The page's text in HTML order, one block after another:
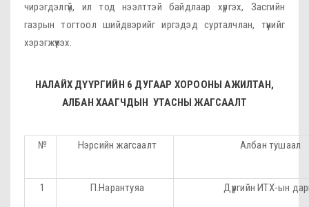
чирэгдэлгүй, ил тод нээлттэй байдлаар хүргэх, Засгийн
газрын тогтоол шийдвэрийг иргэдэд сурталчлан, түүнийг
хэрэгжүүлэх.
НАЛАЙХ ДҮҮРГИЙН 6 ДУГААР ХОРООНЫ АЖИЛТАН,
АЛБАН ХААГЧДЫН УТАСНЫ ЖАГСААЛТ
№ Нэрсийн жагсаалт Албан тушаал
1 П.Нарантуяа Дүүргийн ИТХ-ын